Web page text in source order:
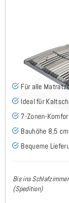
Nimbo 44 NV
Für alle
Ideal für
7-Zonen-
Bauhöhe 8,5
Bequeme
Bis ins
(Spedition)